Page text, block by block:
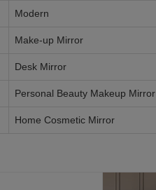
Modern
Make-up Mirror
Desk Mirror
Personal Beauty Makeup Mirror
Home Cosmetic Mirror